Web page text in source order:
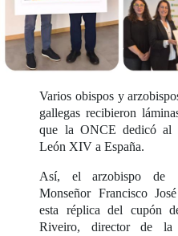
Varios obispos y
gallegas recibieron
que la ONCE dedicó al
León XIV a España.
Así, el arzobispo de
Monseñor Francisco
esta réplica del cupón
Riveiro, director de